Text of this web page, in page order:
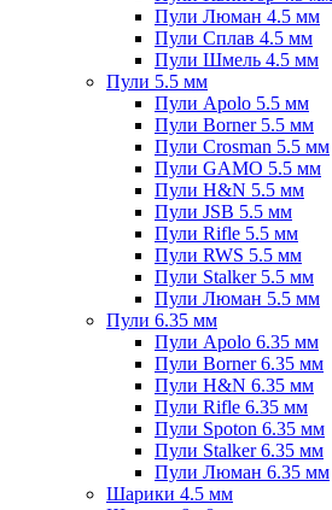
Пули Люман 4.5 мм
Пули Сплав 4.5 мм
Пули Шмель 4.5 мм
Пули 5.5 мм
Пули Apolo 5.5 мм
Пули Borner 5.5 мм
Пули Crosman 5.5 мм
Пули GAMO 5.5 мм
Пули H&N 5.5 мм
Пули JSB 5.5 мм
Пули Rifle 5.5 мм
Пули RWS 5.5 мм
Пули Stalker 5.5 мм
Пули Люман 5.5 мм
Пули 6.35 мм
Пули Apolo 6.35 мм
Пули Borner 6.35 мм
Пули H&N 6.35 мм
Пули Rifle 6.35 мм
Пули Spoton 6.35 мм
Пули Stalker 6.35 мм
Пули Люман 6.35 мм
Шарики 4.5 мм